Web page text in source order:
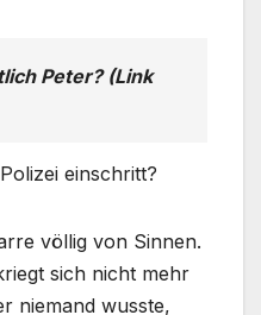
Peter? (Link
einschritt?
völlig von Sinnen.
sich nicht mehr
niemand wusste,